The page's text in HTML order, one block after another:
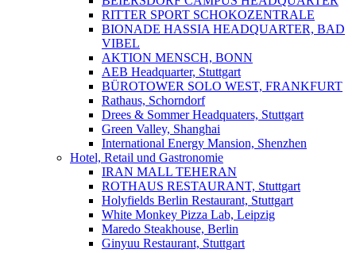
RITTER SPORT SCHOKOZENTRALE
BIONADE HASSIA HEADQUARTER, BAD
VIBEL
AKTION MENSCH, BONN
AEB Headquarter, Stuttgart
BÜROTOWER SOLO WEST, FRANKFURT
Rathaus, Schorndorf
Drees & Sommer Headquaters, Stuttgart
Green Valley, Shanghai
International Energy Mansion, Shenzhen
Hotel, Retail und Gastronomie
IRAN MALL TEHERAN
ROTHAUS RESTAURANT, Stuttgart
Holyfields Berlin Restaurant, Stuttgart
White Monkey Pizza Lab, Leipzig
Maredo Steakhouse, Berlin
Ginyuu Restaurant, Stuttgart